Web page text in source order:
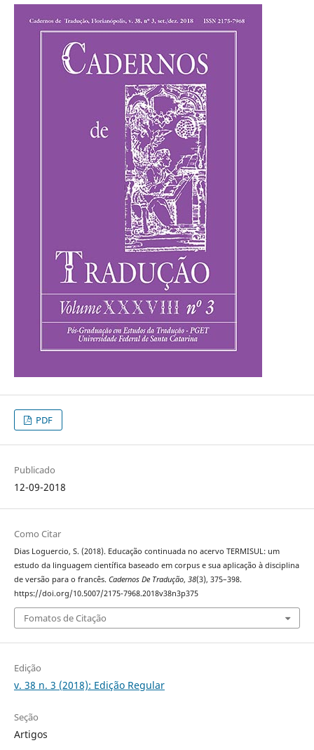
PDF
Publicado
12-09-2018
Como Citar
Dias Loguercio, S. (2018). Educação continuada no acervo TERMISUL: um
estudo da linguagem científica baseado em corpus e sua aplicação à disciplina
de versão para o francês. Cadernos De Tradução, 38(3), 375–398.
https://doi.org/10.5007/2175-7968.2018v38n3p375
Fomatos de Citação
Edição
v. 38 n. 3 (2018): Edição Regular
Seção
Artigos